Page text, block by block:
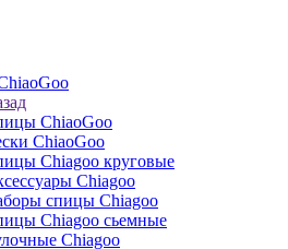
ChiaoGoo
ChiaoGoo
Сhiagoo круговые
Chiagoo
спицы Chiagoo
Chiagoo сьемные
Chiagoo